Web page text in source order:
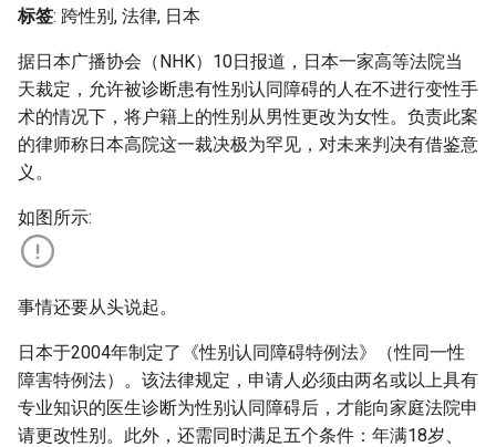
z
i
n
g
s
e
a
h
标签: 跨性别, 法律, 日本
据日本广播协会（NHK）10日报道，日本一家高等法院当
天裁定，允许被诊断患有性别认同障碍的人在不进行变性手
术的情况下，将户籍上的性别从男性更改为女性。负责此案
的律师称日本高院这一裁决极为罕见，对未来判决有借鉴意
义。
如图所示:
事情还要从头说起。
日本于2004年制定了《性别认同障碍特例法》（性同一性
障害特例法）。该法律规定，申请人必须由两名或以上具有
专业知识的医生诊断为性别认同障碍后，才能向家庭法院申
请更改性别。此外，还需同时满足五个条件：年满18岁、